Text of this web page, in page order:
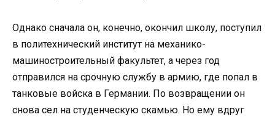
Однако сначала он, конечно, окончил школу, поступил
в политехнический институт на механико-
машиностроительный факультет, а через год
отправился на срочную службу в армию, где попал в
танковые войска в Германии. По возвращении он
снова сел на студенческую скамью. Но ему вдруг